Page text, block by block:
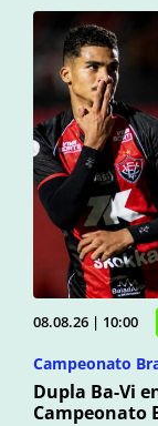
08.08.26 | 10:00
Campeonato
Dupla Ba-Vi
Campeonato